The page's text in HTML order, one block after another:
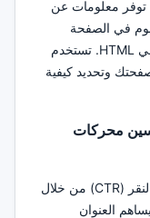
الوسوم الوصفية هي أجزاء من كود HTML توفر معلومات عن
في الصفحة
في HTML. تستخدم
وتحديد كيفية
محركات
تساعد الوسوم الوصفية في تحسين معدل النقر (CTR) من خلال
العنوان